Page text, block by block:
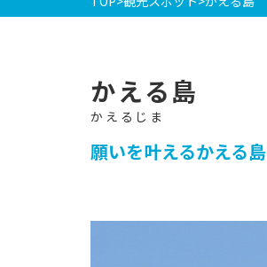
かえる島
願いを叶えるかえる島